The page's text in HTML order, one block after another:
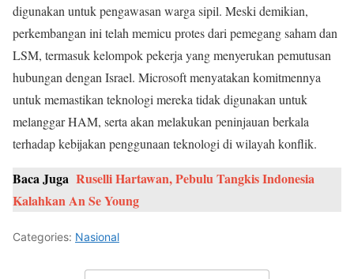
digunakan untuk pengawasan warga sipil. Meski demikian,
perkembangan ini telah memicu protes dari pemegang saham dan
LSM, termasuk kelompok pekerja yang menyerukan pemutusan
hubungan dengan Israel. Microsoft menyatakan komitmennya
untuk memastikan teknologi mereka tidak digunakan untuk
melanggar HAM, serta akan melakukan peninjauan berkala
terhadap kebijakan penggunaan teknologi di wilayah konflik.
Baca Juga Ruselli Hartawan, Pebulu Tangkis Indonesia
Kalahkan An Se Young
Categories: Nasional